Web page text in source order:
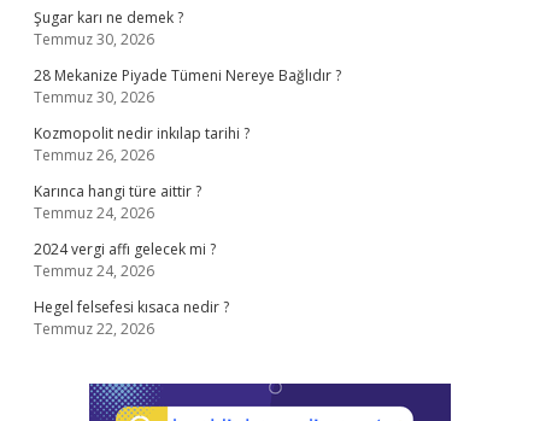
Şugar karı ne demek ?
Temmuz 30, 2026
28 Mekanize Piyade Tümeni Nereye Bağlıdır ?
Temmuz 30, 2026
Kozmopolit nedir inkılap tarihi ?
Temmuz 26, 2026
Karınca hangi türe aittir ?
Temmuz 24, 2026
2024 vergi affı gelecek mi ?
Temmuz 24, 2026
Hegel felsefesi kısaca nedir ?
Temmuz 22, 2026